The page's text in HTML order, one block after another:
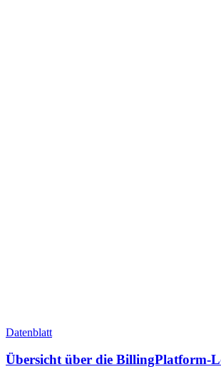
Datenblatt
Übersicht über die BillingPlatform-